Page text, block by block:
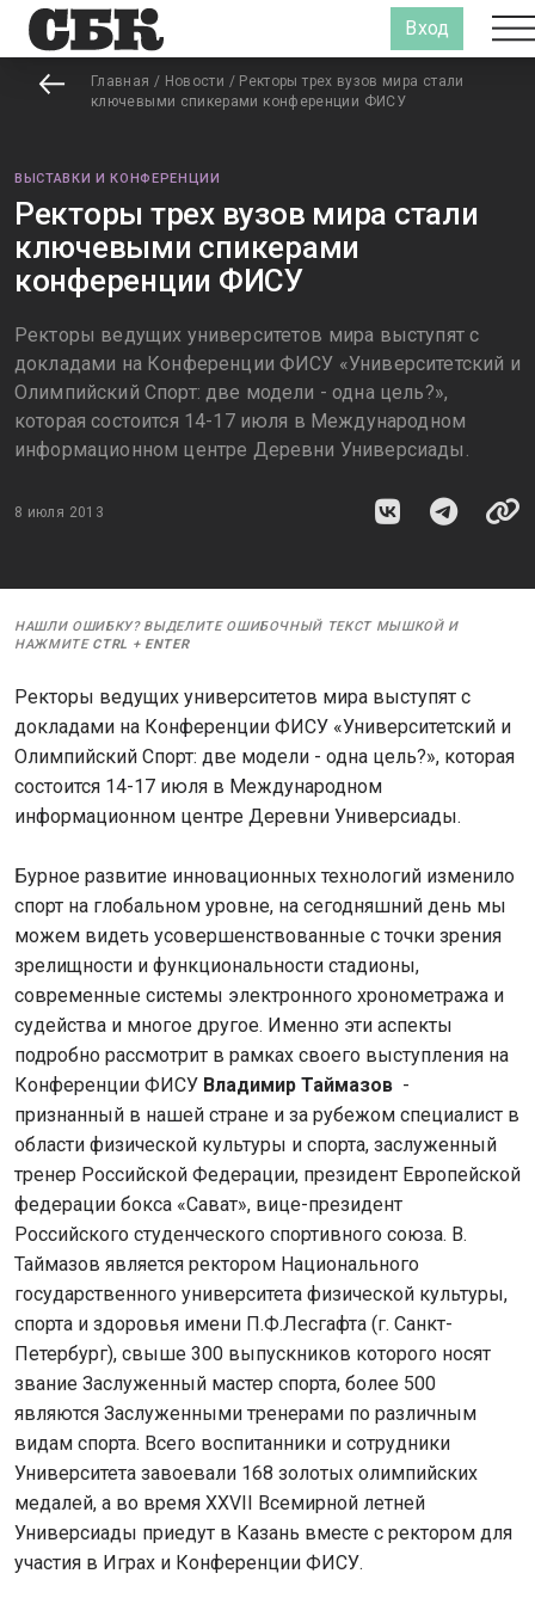
Вход
Главная / Новости / Ректоры трех вузов мира стали
ключевыми спикерами конференции ФИСУ
ВЫСТАВКИ И КОНФЕРЕНЦИИ
Ректоры трех вузов мира стали
ключевыми спикерами
конференции ФИСУ
Ректоры ведущих университетов мира выступят с
докладами на Конференции ФИСУ «Университетский и
Олимпийский Спорт: две модели - одна цель?»,
которая состоится 14-17 июля в Международном
информационном центре Деревни Универсиады.
8 июля 2013
НАШЛИ ОШИБКУ? ВЫДЕЛИТЕ ОШИБОЧНЫЙ ТЕКСТ МЫШКОЙ И
НАЖМИТЕ CTRL + ENTER
Ректоры ведущих университетов мира выступят с
докладами на Конференции ФИСУ «Университетский и
Олимпийский Спорт: две модели - одна цель?», которая
состоится 14-17 июля в Международном
информационном центре Деревни Универсиады.
Бурное развитие инновационных технологий изменило
спорт на глобальном уровне, на сегодняшний день мы
можем видеть усовершенствованные с точки зрения
зрелищности и функциональности стадионы,
современные системы электронного хронометража и
судейства и многое другое. Именно эти аспекты
подробно рассмотрит в рамках своего выступления на
Конференции ФИСУ Владимир Таймазов -
признанный в нашей стране и за рубежом специалист в
области физической культуры и спорта, заслуженный
тренер Российской Федерации, президент Европейской
федерации бокса «Сават», вице-президент
Российского студенческого спортивного союза. В.
Таймазов является ректором Национального
государственного университета физической культуры,
спорта и здоровья имени П.Ф.Лесгафта (г. Санкт-
Петербург), свыше 300 выпускников которого носят
звание Заслуженный мастер спорта, более 500
являются Заслуженными тренерами по различным
видам спорта. Всего воспитанники и сотрудники
Университета завоевали 168 золотых олимпийских
медалей, а во время XXVII Всемирной летней
Универсиады приедут в Казань вместе с ректором для
участия в Играх и Конференции ФИСУ.